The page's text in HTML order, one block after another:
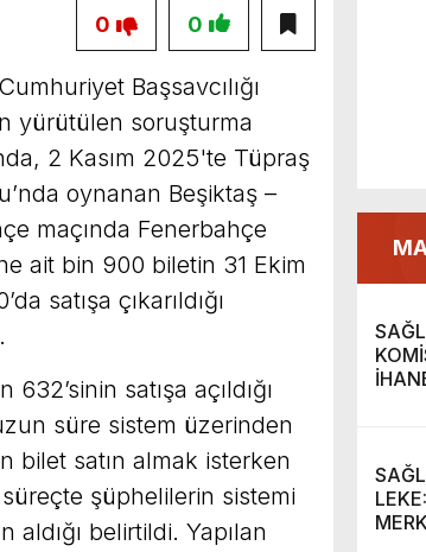
0
0
Başsavcılığı
yürütülen soruşturma
2 Kasım 2025'te Tüpraş
oynanan Beşiktaş –
maçında Fenerbahçe
ait bin 900 biletin 31 Ekim
satışa çıkarıldığı
632’sinin satışa açıldığı
süre sistem üzerinden
bilet satın almak isterken
şüphelilerin sistemi
belirtildi. Yapılan